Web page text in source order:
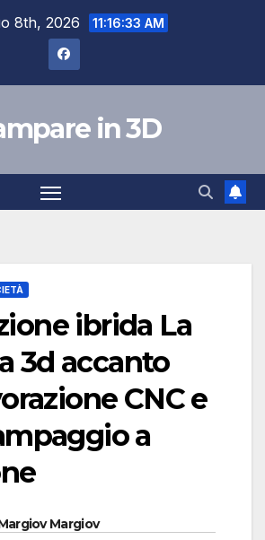
8th, 2026 11:16:33 AM
in 3D
ibrida La
3d accanto
CNC e
a
Margiov